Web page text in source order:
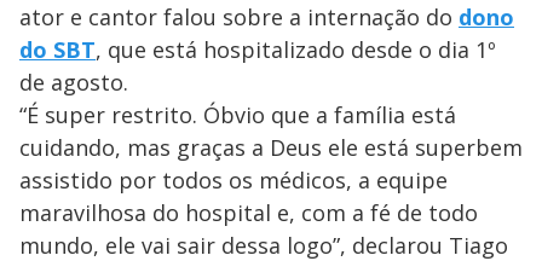
ator e cantor falou sobre a internação do dono
do SBT, que está hospitalizado desde o dia 1º
de agosto.
“É super restrito. Óbvio que a família está
cuidando, mas graças a Deus ele está superbem
assistido por todos os médicos, a equipe
maravilhosa do hospital e, com a fé de todo
mundo, ele vai sair dessa logo”, declarou Tiago